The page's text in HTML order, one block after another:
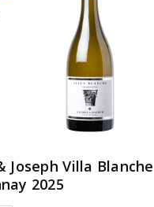
Joseph Villa Blanche
2025